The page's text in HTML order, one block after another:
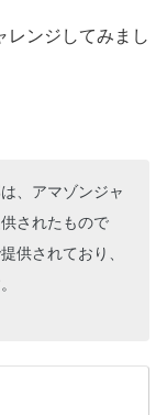
レンジしてみまし
、アマゾンジャ
されたもので
供されており、